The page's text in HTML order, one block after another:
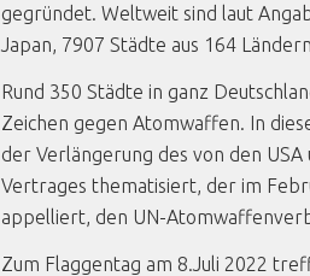
gegründet. Weltweit sind laut
Japan, 7907 Städte aus 164
Rund 350 Städte in ganz
Zeichen gegen Atomwaffen. In
der Verlängerung des von den
Vertrages thematisiert, der im
appelliert, den UN-
Zum Flaggentag am 8.Juli 2022